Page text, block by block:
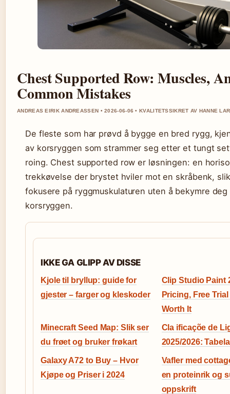
Chest Supported Row: Muscles,
Common Mistakes
ANDREAS EIRIK ANDREASSEN • 2026-06-06 • KVALITETSSIKRET AV HANNE
De fleste som har prøvd å bygge en bred rygg,
av korsryggen som strammer seg etter et tungt
roing. Chest supported row er løsningen: en
trekkøvelse der brystet hviler mot en skråbenk,
fokusere på ryggmuskulaturen uten å bekymre
korsryggen.
IKKE GA GLIPP AV DISSE
Kjole til bryllup: guide for
gjester – farger og kleskoder
Clip Studio Paint
Pricing, Free Trial
Worth It
Minecraft Seed Map: Slik ser
du frøet og bruker frøkart
Cla ificaçõe de
2025/2026:
Galaxy A72 to Buy – Hvor
Kjøpe og Priser i 2024
Vafler med
en proteinrik og
oppskrift